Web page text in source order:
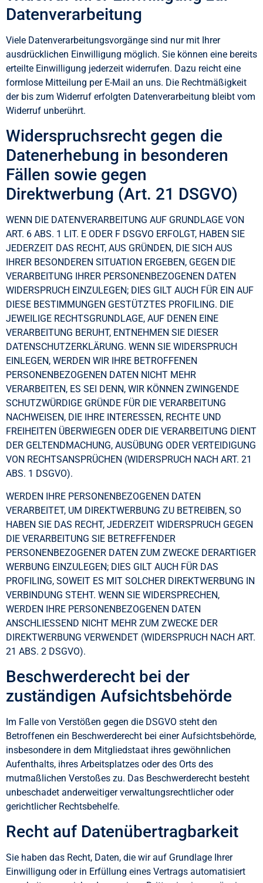
Datenverarbeitung
Viele Datenverarbeitungsvorgänge sind nur mit Ihrer
ausdrücklichen Einwilligung möglich. Sie können eine bereits
erteilte Einwilligung jederzeit widerrufen. Dazu reicht eine
formlose Mitteilung per E-Mail an uns. Die Rechtmäßigkeit
der bis zum Widerruf erfolgten Datenverarbeitung bleibt vom
Widerruf unberührt.
Widerspruchsrecht gegen die
Datenerhebung in besonderen
Fällen sowie gegen
Direktwerbung (Art. 21 DSGVO)
WENN DIE DATENVERARBEITUNG AUF GRUNDLAGE VON
ART. 6 ABS. 1 LIT. E ODER F DSGVO ERFOLGT, HABEN SIE
JEDERZEIT DAS RECHT, AUS GRÜNDEN, DIE SICH AUS
IHRER BESONDEREN SITUATION ERGEBEN, GEGEN DIE
VERARBEITUNG IHRER PERSONENBEZOGENEN DATEN
WIDERSPRUCH EINZULEGEN; DIES GILT AUCH FÜR EIN AUF
DIESE BESTIMMUNGEN GESTÜTZTES PROFILING. DIE
JEWEILIGE RECHTSGRUNDLAGE, AUF DENEN EINE
VERARBEITUNG BERUHT, ENTNEHMEN SIE DIESER
DATENSCHUTZERKLÄRUNG. WENN SIE WIDERSPRUCH
EINLEGEN, WERDEN WIR IHRE BETROFFENEN
PERSONENBEZOGENEN DATEN NICHT MEHR
VERARBEITEN, ES SEI DENN, WIR KÖNNEN ZWINGENDE
SCHUTZWÜRDIGE GRÜNDE FÜR DIE VERARBEITUNG
NACHWEISEN, DIE IHRE INTERESSEN, RECHTE UND
FREIHEITEN ÜBERWIEGEN ODER DIE VERARBEITUNG DIENT
DER GELTENDMACHUNG, AUSÜBUNG ODER VERTEIDIGUNG
VON RECHTSANSPRÜCHEN (WIDERSPRUCH NACH ART. 21
ABS. 1 DSGVO).
WERDEN IHRE PERSONENBEZOGENEN DATEN
VERARBEITET, UM DIREKTWERBUNG ZU BETREIBEN, SO
HABEN SIE DAS RECHT, JEDERZEIT WIDERSPRUCH GEGEN
DIE VERARBEITUNG SIE BETREFFENDER
PERSONENBEZOGENER DATEN ZUM ZWECKE DERARTIGER
WERBUNG EINZULEGEN; DIES GILT AUCH FÜR DAS
PROFILING, SOWEIT ES MIT SOLCHER DIREKTWERBUNG IN
VERBINDUNG STEHT. WENN SIE WIDERSPRECHEN,
WERDEN IHRE PERSONENBEZOGENEN DATEN
ANSCHLIESSEND NICHT MEHR ZUM ZWECKE DER
DIREKTWERBUNG VERWENDET (WIDERSPRUCH NACH ART.
21 ABS. 2 DSGVO).
Beschwerderecht bei der
zuständigen Aufsichtsbehörde
Im Falle von Verstößen gegen die DSGVO steht den
Betroffenen ein Beschwerderecht bei einer Aufsichtsbehörde,
insbesondere in dem Mitgliedstaat ihres gewöhnlichen
Aufenthalts, ihres Arbeitsplatzes oder des Orts des
mutmaßlichen Verstoßes zu. Das Beschwerderecht besteht
unbeschadet anderweitiger verwaltungsrechtlicher oder
gerichtlicher Rechtsbehelfe.
Recht auf Datenübertragbarkeit
Sie haben das Recht, Daten, die wir auf Grundlage Ihrer
Einwilligung oder in Erfüllung eines Vertrags automatisiert